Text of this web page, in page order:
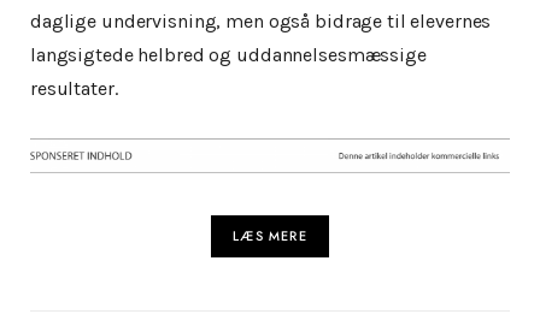
daglige undervisning, men også bidrage til elevernes
langsigtede helbred og uddannelsesmæssige
resultater.
LÆS MERE